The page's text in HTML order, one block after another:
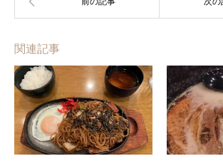
関連記事